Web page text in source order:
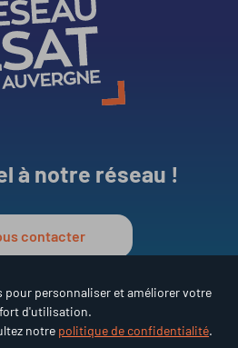
à notre réseau !
contacter
en Auvergne
pour personnaliser et améliorer votre
d'utilisation.
notre politique de confidentialité.